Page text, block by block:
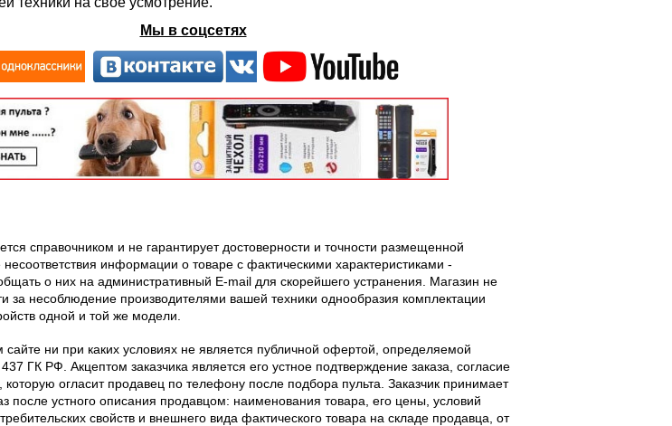
Мы в соцсетях
справочником и не гарантирует достоверности и точности размещенной
информации о товаре с фактическими характеристиками -
о них на административный E-mail для скорейшего устранения. Магазин не
за несоблюдение производителями вашей техники однообразия комплектации
одной и той же модели.
ни при каких условиях не является публичной офертой, определяемой
ГК РФ. Акцептом заказчика является его устное подтверждение заказа, согласие
огласит продавец по телефону после подбора пульта. Заказчик принимает
после устного описания продавцом: наименования товара, его цены, условий
свойств и внешнего вида фактического товара на складе продавца, от